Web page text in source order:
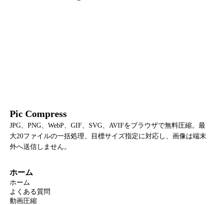
Pic Compress
JPG、PNG、WebP、GIF、SVG、AVIFをブラウザで無料圧縮。最
大20ファイルの一括処理、目標サイズ指定に対応し、画像は端末
外へ送信しません。
ホーム
ホーム
よくある質問
動画圧縮